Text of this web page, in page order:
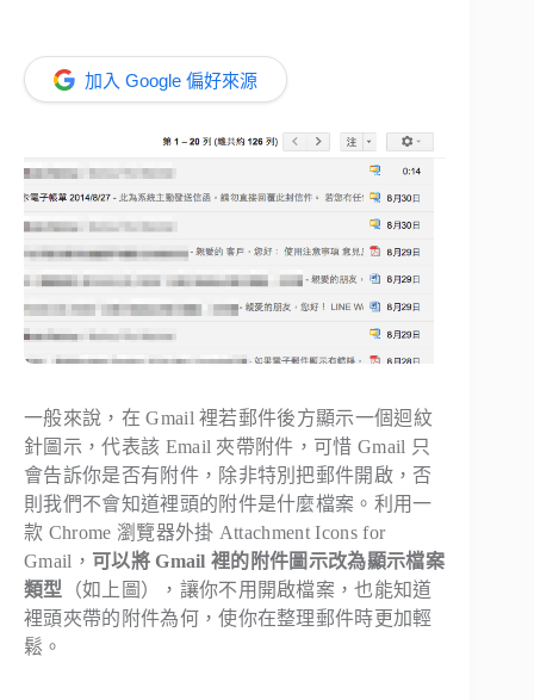
加入 Google 偏好來源
一般來說，在 Gmail 裡若郵件後方顯示一個迴紋
針圖示，代表該 Email 夾帶附件，可惜 Gmail 只
會告訴你是否有附件，除非特別把郵件開啟，否
則我們不會知道裡頭的附件是什麼檔案。利用一
款 Chrome 瀏覽器外掛 Attachment Icons for
Gmail， 可以將 Gmail 裡的附件圖示改為顯示檔案
類型 （如上圖），讓你不用開啟檔案，也能知道
裡頭夾帶的附件為何，使你在整理郵件時更加輕
鬆。